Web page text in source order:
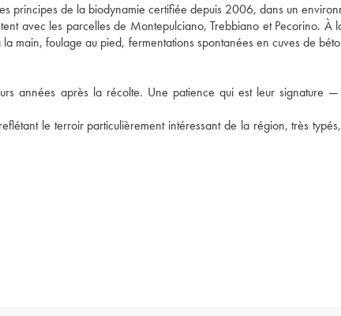
principes de la biodynamie certifiée depuis 2006, dans un
avec les parcelles de Montepulciano, Trebbiano et Pecorino. À
main, foulage au pied, fermentations spontanées en cuves de
années après la récolte. Une patience qui est leur signature
le terroir particulièrement intéressant de la région, très